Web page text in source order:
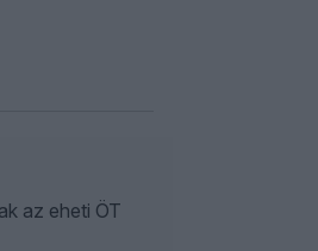
az eheti ÖT